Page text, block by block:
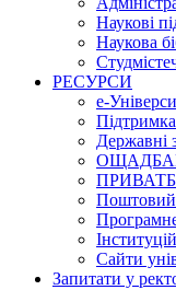
Наукові
Наукова
РЕСУРСИ
е-
Підтримка
Державні
Поштовий
Сайти
Запитати у